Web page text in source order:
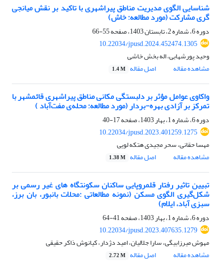
شناسایی الگوی مدیریت مناطق پیراشهری با تاکید بر نقش میانجی
گری مشارکت (مورد مطالعه: خاش)
دوره 6، شماره 2، تابستان 1403، صفحه
55-66
10.22034/jpusd.2024.452474.1305
وحید پورشهابی، اله بخش خاشی
مشاهده مقاله
اصل مقاله 1.4 M
واکاوی عوامل مؤثر بر دلبستگی مکانی مناطق پیراشهری قائمشهر با
تمرکز بر آزادی بهره-بردار (مورد مطالعه: محله‌ی مفت‌آباد )
دوره 6، شماره 1، بهار 1403، صفحه
17-40
10.22034/jpusd.2023.401259.1275
مهسا حقانی، سحر مجیدی هتکه لویی
مشاهده مقاله
اصل مقاله 1.38 M
تبیین تاثیر رفتار قلمروپایی ساکنان سکونتگاه های غیر رسمی بر
شکل‌گیری الگوی مسکن (نمونه مطالعاتی :محلات بانبور، بان برز،
سبزی آباد، ایلام)
دوره 6، شماره 1، بهار 1403، صفحه
41-64
10.22034/jpusd.2023.407635.1279
مهوش میرزابیگی، سارا جلالیان، امید دژدار، کیانوش ذاکر حقیقی
مشاهده مقاله
اصل مقاله 2.72 M